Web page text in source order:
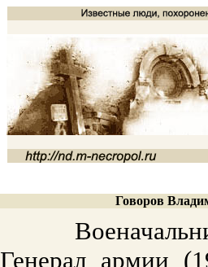
Говоров
Генерал армии